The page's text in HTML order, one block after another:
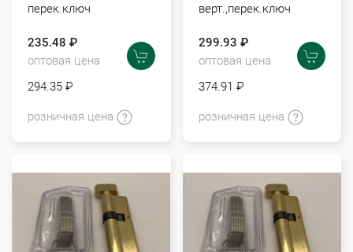
перек.ключ
235.48 ₽
оптовая цена
294.35 ₽
розничная цена
верт.,перек.ключ
299.93 ₽
оптовая цена
374.91 ₽
розничная цена